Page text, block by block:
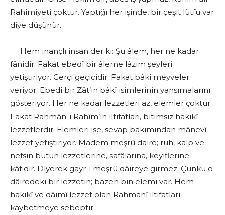
Rahîmiyeti çoktur. Yaptığı her işinde, bir çeşit lütfu var
diye düşünür.
Hem inançlı insan der ki: Şu âlem, her ne kadar
fânidir. Fakat ebedî bir âleme lâzım şeyleri
yetiştiriyor. Gerçi geçicidir. Fakat bâkî meyveler
veriyor. Ebedî bir Zât’ın bâkî isimlerinin yansımalarını
gösteriyor. Her ne kadar lezzetleri az, elemler çoktur.
Fakat Rahmân-ı Rahîm’in iltifatları, bitimsiz hakikî
lezzetlerdir. Elemleri ise, sevap bakımından mânevî
lezzet yetiştiriyor. Madem meşrû daire; ruh, kalp ve
nefsin bütün lezzetlerine, safâlarına, keyiflerine
kâfidir. Diyerek gayr-i meşrû dâireye girmez. Çünkü o
dâiredeki bir lezzetin; bazen bin elemi var. Hem
hakikî ve dâimî lezzet olan Rahmanî iltifatları
kaybetmeye sebeptir.